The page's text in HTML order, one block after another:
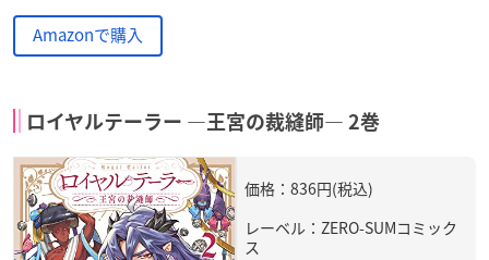
Amazonで購入
ロイヤルテーラー ―王宮の裁縫師― 2巻
価格：836円(税込)
レーベル：ZERO-SUMコミック
ス